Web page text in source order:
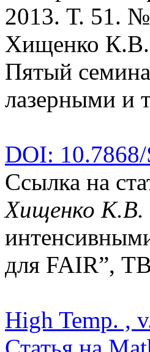
2013. Т. 51.
Хищенко К.В.
Пятый
лазерными и
DOI:
Ссылка на
Хищенко К.В.
для FAIR”,
High Temp. ,